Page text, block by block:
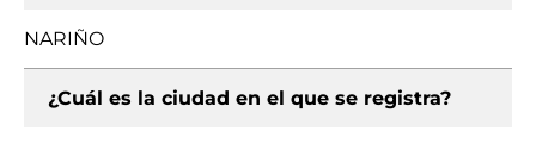
NARIÑO
¿Cuál es la ciudad en el que se registra?